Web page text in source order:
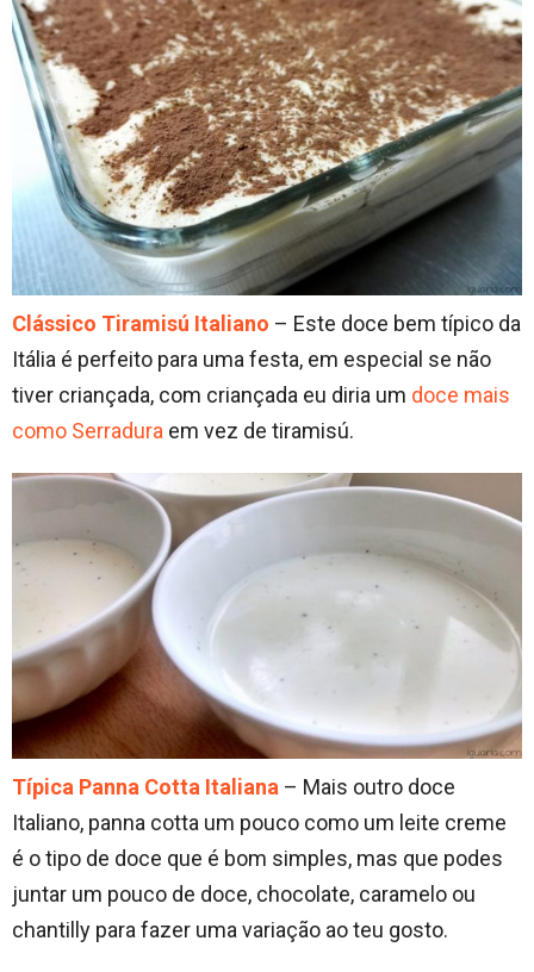
Clássico Tiramisú Italiano – Este doce bem típico da
Itália é perfeito para uma festa, em especial se não
tiver criançada, com criançada eu diria um doce mais
como Serradura em vez de tiramisú.
Típica Panna Cotta Italiana – Mais outro doce
Italiano, panna cotta um pouco como um leite creme
é o tipo de doce que é bom simples, mas que podes
juntar um pouco de doce, chocolate, caramelo ou
chantilly para fazer uma variação ao teu gosto.